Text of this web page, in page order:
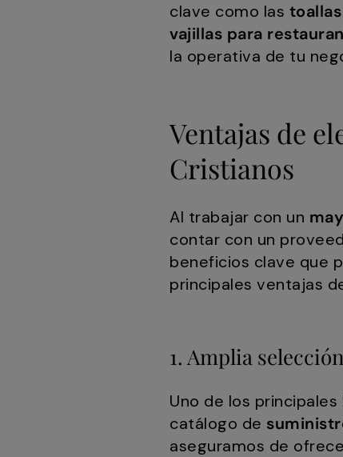
clave como las
vajillas para
la operativa de tu
Ventajas de
Cristianos
Al trabajar con un
contar con un
beneficios clave que
principales ventajas
1. Amplia
Uno de los
catálogo de
aseguramos de